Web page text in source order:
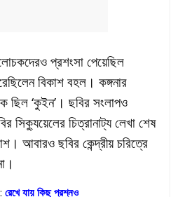
প্রশংসা পেয়েছিল
বিকাশ বহল। কঙ্গনার
ছিল ‘কুইন’। ছবির সংলাপও
সিক্যুয়েলের চিত্রানাট্য লেখা শেষ
আবারও ছবির কেন্দ্রীয় চরিত্রে
রেখে যায় কিছু প্রশ্নও